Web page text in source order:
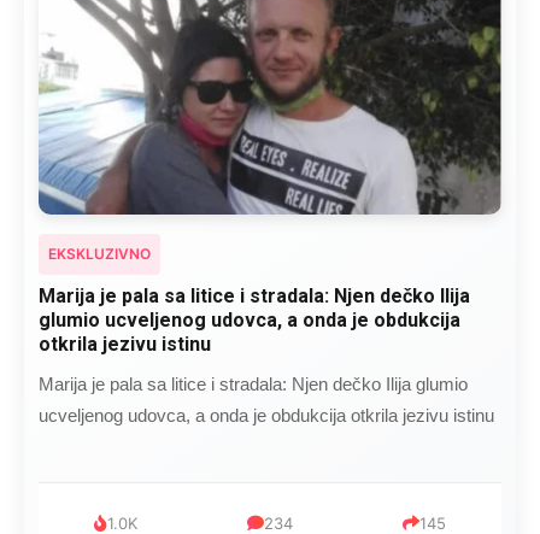
EKSKLUZIVNO
Kad se Marin suprug razbolio ona ga kupala,
pelene mu mijenjala: Jedno jutro je poslao po
čokoladu..
Kad se Marin suprug razbolio ona ga kupala, pelene mu
mijenjala: Jedno jutro je poslao po čokoladu..
999 321 234